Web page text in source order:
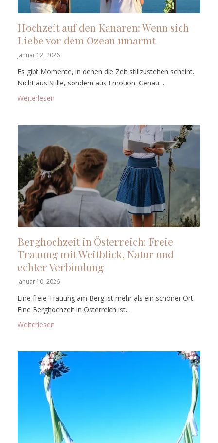
Hochzeit auf den Kanaren: Wenn sich
Liebe vor dem Ozean umarmt
Januar 12, 2026
Es gibt Momente, in denen die Zeit stillzustehen scheint.
Nicht aus Stille, sondern aus Emotion. Genau…
Weiterlesen
Berghochzeit in Österreich: Freie
Trauung mit Weitblick, Natur und
echter Verbindung
Januar 10, 2026
Eine freie Trauung am Berg ist mehr als ein schöner Ort.
Eine Berghochzeit in Österreich ist…
Weiterlesen